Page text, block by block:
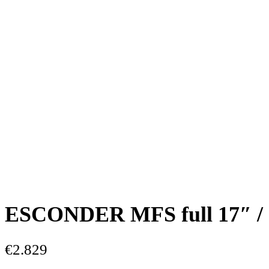
ESCONDER MFS full 17″ /
€2.829